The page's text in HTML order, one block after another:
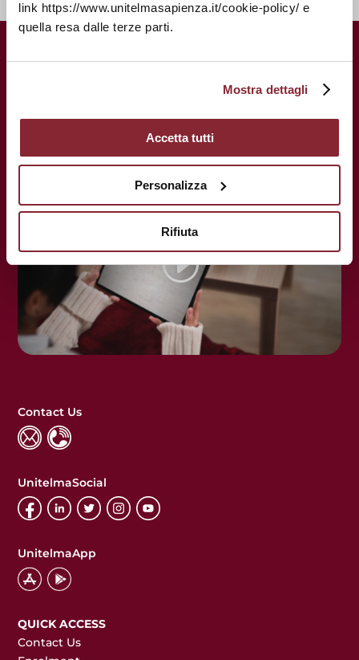
link https://www.unitelmasapienza.it/cookie-policy/ e
quella resa dalle terze parti.
Mostra dettagli
Accetta tutti
Personalizza
Rifiuta
A centenary history
Contact Us
UnitelmaSocial
UnitelmaApp
QUICK ACCESS
Contact Us